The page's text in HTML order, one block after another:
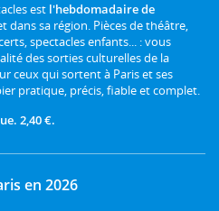
est l'hebdomadaire de
dans sa région. Pièces de théâtre,
spectacles enfants... : vous
des sorties culturelles de la
ceux qui sortent à Paris et ses
pratique, précis, fiable et complet.
2,40 €.
en 2026